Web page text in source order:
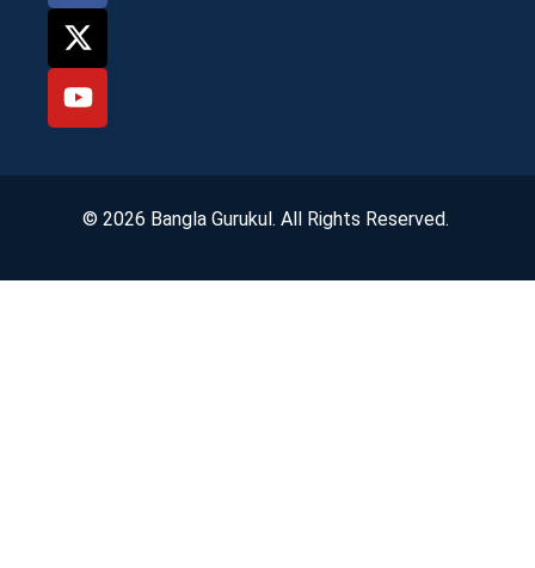
© 2026 Bangla Gurukul. All Rights Reserved.